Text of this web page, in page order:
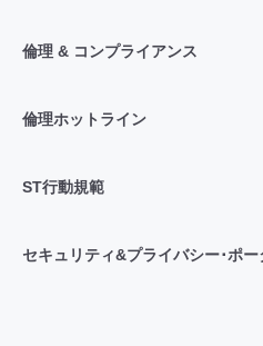
倫理 & コンプライアンス
倫理ホットライン
ST行動規範
セキュリティ&プライバシー･ポー